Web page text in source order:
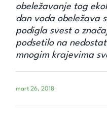
obeležavanje tog
dan voda obeležava
podigla svest o
podsetilo na
mnogim krajevima
mart 26, 2018